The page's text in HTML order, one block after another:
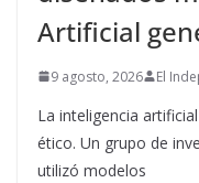
Artificial
9 agosto, 2026 El
La inteligencia
ético. Un grupo de
utilizó modelos